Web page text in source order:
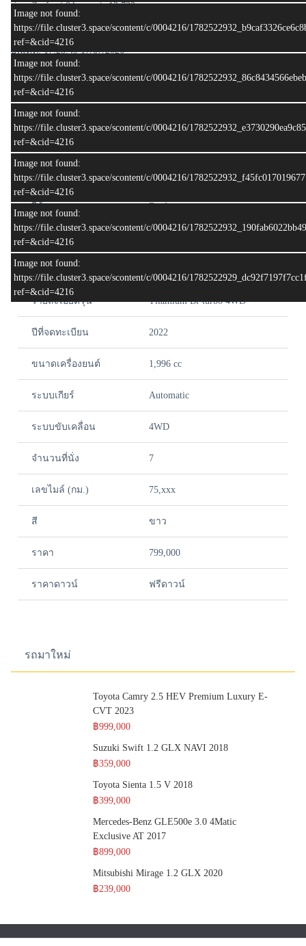
Image not found:
https://file.cluster3.space/scontent/c/0004216/
ref=&cid=4216
Image not found:
https://file.cluster3.space/scontent/c/0004216/
ref=&cid=4216
Image not found:
https://file.cluster3.space/scontent/c/0004216/
ref=&cid=4216
Image not found:
https://file.cluster3.space/scontent/c/0004216/
ref=&cid=4216
Image not found:
https://file.cluster3.space/scontent/c/0004216/
ref=&cid=4216
Image not found:
https://file.cluster3.space/scontent/c/0004216/
ref=&cid=4216
ผ่อนเริ่มต้น ( 84 งวด ) :13,733 บาท
(**รูปป้ายทะเบียนใช้เพื่อการโฆษณาเท่านั้น )
อัพเดท: 17:28:49 17/07/2026
📌📌 สอบถามข้อมูลเพิ่มเติม 📌📌
• Tel : 080-998-9249, 084-269-9324
• Line :@hoc.pk
• Facebook :House of Cars Phuket
สเปครถ
ยี่ห้อ Ford
รุ่น
โฉมรถ
รายละเอียดรุ่น Titamium Bi-turbo 4WD
ปีที่จดทะเบียน 2022
ขนาดเครื่องยนต์ 1,996 cc
ระบบเกียร์ Automatic
ระบบขับเคลื่อน 4WD
จำนวนที่นั่ง 7
เลขไมล์ (กม.) 75,xxx
สี ขาว
ราคา 799,000
ราคาดาวน์ ฟรีดาวน์
รถมาใหม่
Toyota Camry 2.5 HEV Premium Luxury E-
CVT 2023
฿999,000
Suzuki Swift 1.2 GLX NAVI 2018
฿359,000
Toyota Sienta 1.5 V 2018
฿399,000
Mercedes-Benz GLE500e 3.0 4Matic
Exclusive AT 2017
฿899,000
Mitsubishi Mirage 1.2 GLX 2020
฿239,000